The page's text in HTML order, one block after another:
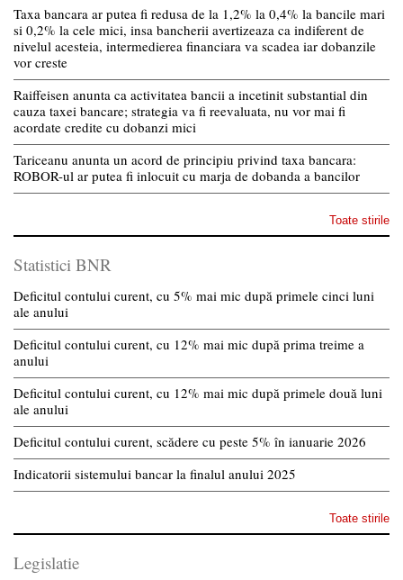
Taxa bancara ar putea fi redusa de la 1,2% la 0,4% la bancile mari
si 0,2% la cele mici, insa bancherii avertizeaza ca indiferent de
nivelul acesteia, intermedierea financiara va scadea iar dobanzile
vor creste
Raiffeisen anunta ca activitatea bancii a incetinit substantial din
cauza taxei bancare; strategia va fi reevaluata, nu vor mai fi
acordate credite cu dobanzi mici
Tariceanu anunta un acord de principiu privind taxa bancara:
ROBOR-ul ar putea fi inlocuit cu marja de dobanda a bancilor
Toate stirile
Statistici BNR
Deficitul contului curent, cu 5% mai mic după primele cinci luni
ale anului
Deficitul contului curent, cu 12% mai mic după prima treime a
anului
Deficitul contului curent, cu 12% mai mic după primele două luni
ale anului
Deficitul contului curent, scădere cu peste 5% în ianuarie 2026
Indicatorii sistemului bancar la finalul anului 2025
Toate stirile
Legislatie